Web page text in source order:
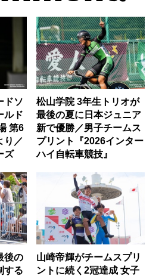
ドソ
ルド
第6
り／
ズ
松山学院 3年生トリオが
最後の夏に日本ジュニア
新で優勝／男子チームス
プリント『2026インター
ハイ自転車競技』
後の
する
山崎帝輝がチームスプリ
ントに続く2冠達成 女子